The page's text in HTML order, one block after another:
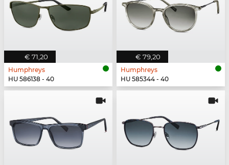
€ 71,20
Humphreys
HU 586138 - 40
€ 79,20
Humphreys
HU 585344 - 40